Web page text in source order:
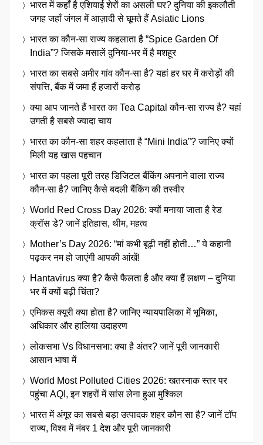
भारत में कहाँ है एशियाई शेरों का असली घर? दुनिया की इकलौती
जगह जहाँ जंगल में आज़ादी से घूमते हैं Asiatic Lions
भारत का कौन-सा राज्य कहलाता है “Spice Garden Of
India”? जिसके मसालें दुनिया-भर में है मशहूर
भारत का सबसे अमीर गांव कौन-सा है? यहां हर घर में करोड़ों की
संपत्ति, बैंक में जमा हैं हजारों करोड़
क्या आप जानते हैं भारत का Tea Capital कौन-सा राज्य है? यहां
उगती है सबसे ज्यादा चाय
भारत का कौन-सा शहर कहलाता है “Mini India”? जानिए क्यों
मिली यह खास पहचान
भारत का पहला पूरी तरह डिजिटल बैंकिंग अपनाने वाला राज्य
कौन-सा है? जानिए कैसे बदली बैंकिंग की तस्वीर
World Red Cross Day 2026: क्यों मनाया जाता है रेड
क्रॉस डे? जानें इतिहास, थीम, महत्व
Mother’s Day 2026: “मां कभी बूढ़ी नहीं होती…” ये कहानी
पढ़कर नम हो जाएंगी आपकी आंखें!
Hantavirus क्या है? कैसे फैलता है और क्या हैं लक्षण – दुनिया
भर में क्यों बढ़ी चिंता?
एमिकस क्यूरी क्या होता है? जानिए न्यायपालिका में भूमिका,
अधिकार और हालिया उदाहरण
लोकसभा Vs विधानसभा: क्या है अंतर? जानें पूरी जानकारी
आसान भाषा में
World Most Polluted Cities 2026: खतरनाक स्तर पर
पहुंचा AQI, इन शहरों में सांस लेना हुआ मुश्किल
भारत में अंगूर का सबसे बड़ा उत्पादक शहर कौन सा है? जानें टॉप
राज्य, विश्व में नंबर 1 देश और पूरी जानकारी